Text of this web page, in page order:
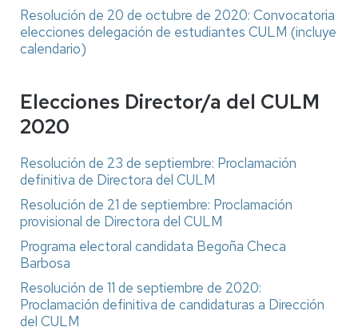
Resolución de 20 de octubre de 2020: Convocatoria
elecciones delegación de estudiantes CULM (incluye
calendario)
Elecciones Director/a del CULM
2020
Resolución de 23 de septiembre: Proclamación
definitiva de Directora del CULM
Resolución de 21 de septiembre: Proclamación
provisional de Directora del CULM
Programa electoral candidata Begoña Checa
Barbosa
Resolución de 11 de septiembre de 2020:
Proclamación definitiva de candidaturas a Dirección
del CULM